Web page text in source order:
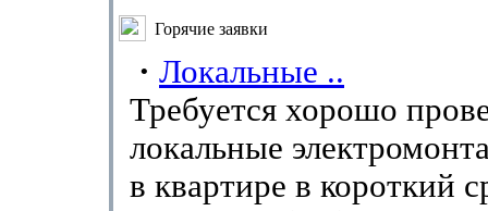
Горячие заявки
· Локальные ..
Требуется хорошо
локальные
в квартире в короткий